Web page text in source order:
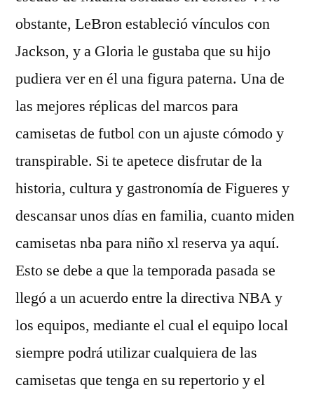
obstante, LeBron estableció vínculos con
Jackson, y a Gloria le gustaba que su hijo
pudiera ver en él una figura paterna. Una de
las mejores réplicas del marcos para
camisetas de futbol con un ajuste cómodo y
transpirable. Si te apetece disfrutar de la
historia, cultura y gastronomía de Figueres y
descansar unos días en familia, cuanto miden
camisetas nba para niño xl reserva ya aquí.
Esto se debe a que la temporada pasada se
llegó a un acuerdo entre la directiva NBA y
los equipos, mediante el cual el equipo local
siempre podrá utilizar cualquiera de las
camisetas que tenga en su repertorio y el